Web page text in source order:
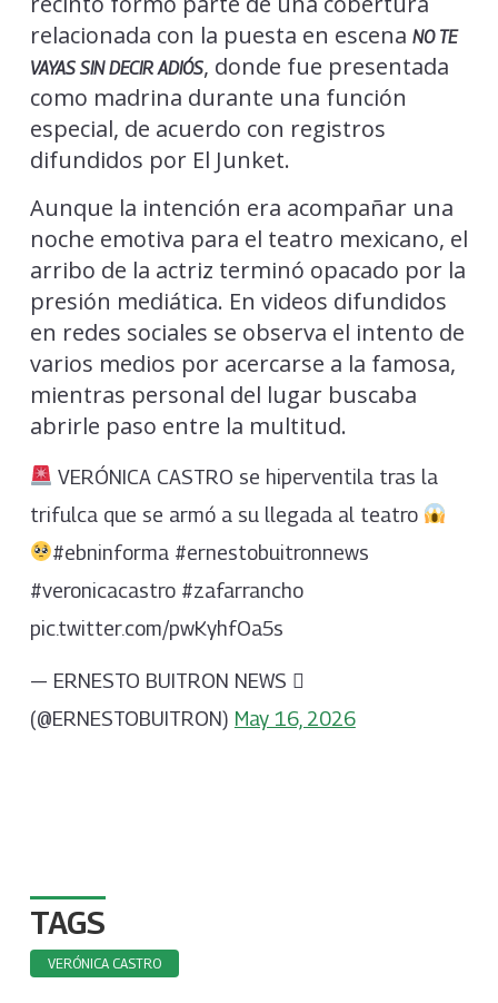
relacionada con la puesta en escena NO TE
VAYAS SIN DECIR ADIÓS, donde fue presentada
como madrina durante una función
especial, de acuerdo con registros
difundidos por El Junket.
Aunque la intención era acompañar una
noche emotiva para el teatro mexicano, el
arribo de la actriz terminó opacado por la
presión mediática. En videos difundidos
en redes sociales se observa el intento de
varios medios por acercarse a la famosa,
mientras personal del lugar buscaba
abrirle paso entre la multitud.
VERÓNICA CASTRO se hiperventila tras la
trifulca que se armó a su llegada al teatro
#ebninforma #ernestobuitronnews
#veronicacastro #zafarrancho
pic.twitter.com/pwKyhfOa5s
— ERNESTO BUITRON NEWS 
(@ERNESTOBUITRON) May 16, 2026
TAGS
VERÓNICA CASTRO